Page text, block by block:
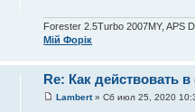
Forester 2.5Turbo 2007MY, APS
Мій Форік
Re: Как действовать
Lambert» Сб июл 25, 2020